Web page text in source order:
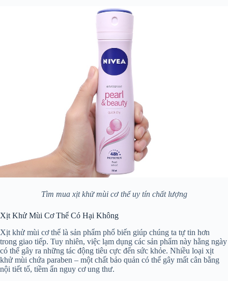
Tìm mua xịt khử mùi cơ thể uy tín chất lượng
Xịt Khử Mùi Cơ Thể Có Hại Không
Xịt khử mùi cơ thể là sản phẩm phổ biến giúp chúng ta tự tin hơn
trong giao tiếp. Tuy nhiên, việc lạm dụng các sản phẩm này hằng ngày
có thể gây ra những tác động tiêu cực đến sức khỏe. Nhiều loại xịt
khử mùi chứa paraben – một chất bảo quản có thể gây mất cân bằng
nội tiết tố, tiềm ẩn nguy cơ ung thư.